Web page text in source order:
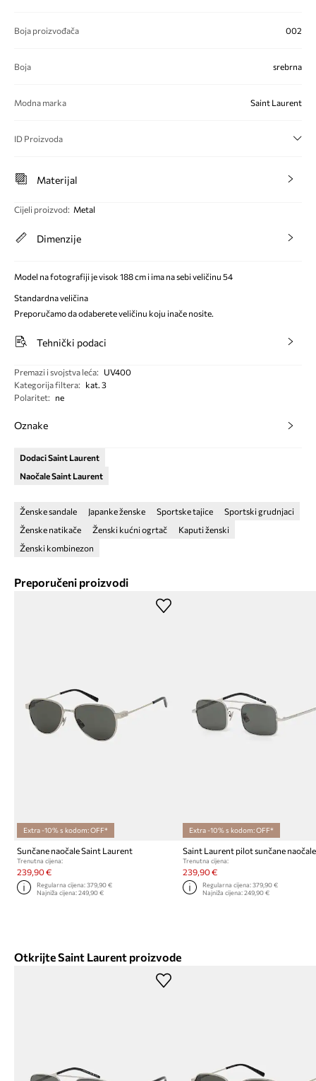
Boja proizvođača 002
Boja srebrna
Modna marka Saint Laurent
ID Proizvoda
Materijal
Cijeli proizvod: Metal
Dimenzije
Model na fotografiji je visok 188 cm i ima na sebi veličinu 54
Standardna veličina
Preporučamo da odaberete veličinu koju inače nosite.
Tehnički podaci
Premazi i svojstva leća:
UV400
Kategorija filtera:
kat. 3
Polaritet: ne
Oznake
Dodaci Saint Laurent
Naočale Saint Laurent
Ženske sandale Japanke ženske Sportske tajice
Sportski grudnjaci
Ženske natikače
Ženski kućni ogrtač
Kaputi ženski
Ženski kombinezon
Preporučeni proizvodi
Extra -10% s kodom: OFF*
Sunčane naočale Saint Laurent
Trenutna cijena:
239,90 €
Regularna cijena:379,90 €
Najniža cijena:249,90 €
Extra -10% s kodom: OFF*
Saint Laurent pilot sunčane naočale
Trenutna cijena:
239,90 €
Regularna cijena: 379,90 €
Najniža cijena: 249,90 €
Otkrijte Saint Laurent proizvode